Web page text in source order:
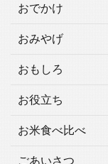
おでかけ
おみやげ
おもしろ
お役立ち
お米食べ比べ
ごあいさつ